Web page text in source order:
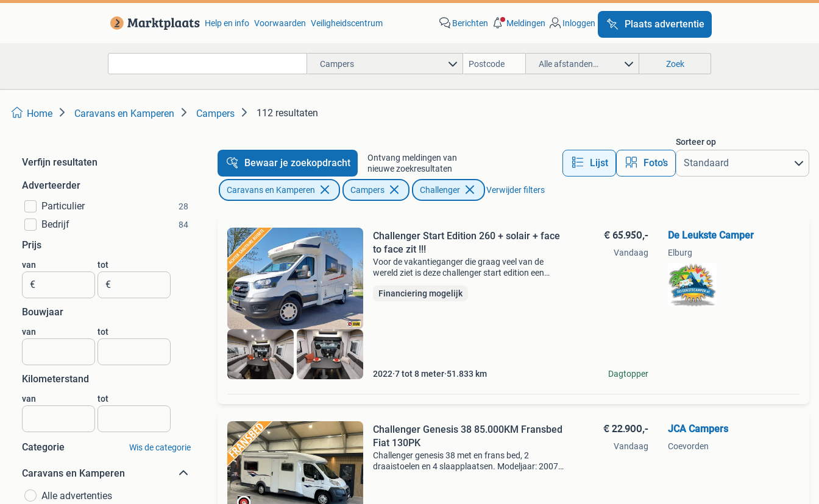
Help en info Voorwaarden Veiligheidscentrum Berichten Meldingen Inloggen Plaats advertentie
Campers Alle afstanden… Zoek
Home Caravans en Kamperen Campers 112 resultaten
Verfijn resultaten
Adverteerder
Particulier
28
Bedrijf 84
Prijs
van
€
tot
€
Bouwjaar
van tot
Kilometerstand
van tot
Categorie Wis de categorie
Caravans en Kamperen
Alle advertenties
Bewaar je zoekopdracht
Ontvang meldingen van
nieuwe zoekresultaten
Lijst Foto’s
Sorteer op
Caravans en Kamperen Campers Challenger Verwijder filters
Challenger Start Edition 260 + solair + face
to face zit !!!
Voor de vakantieganger die graag veel van de
wereld ziet is deze challenger start edition een
kampeerwagen uit 2022 is geschikt voor 4
Financiering mogelijk
2022 7 tot 8 meter 51.833 km
€ 65.950,-
Vandaag
Dagtopper
De Leukste Camper
Elburg
Challenger Genesis 38 85.000KM Fransbed
Fiat 130PK
Challenger genesis 38 met en frans bed, 2
draaistoelen en 4 slaapplaatsen. Modeljaar: 2007
€ 22.900,-
Vandaag
JCA Campers
Coevorden